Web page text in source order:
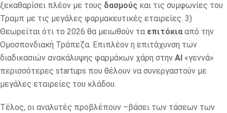
ξεκαθαρίσει πλέον με τους δασμούς και τις συμφωνίες του
Τραμπ με τις μεγάλες φαρμακευτικές εταιρείες. 3)
Θεωρείται ότι το 2026 θα μειωθούν τα επιτόκια από την
Ομοσπονδιακή Τράπεζα. Επιπλέον η επιτάχυνση των
διαδικασιών ανακάλυψης φαρμάκων χάρη στην ΑΙ «γεννά»
περισσότερες startups που θέλουν να συνεργαστούν με
μεγάλες εταιρείες του κλάδου.
Τέλος, οι αναλυτές προβλέπουν –βάσει των τάσεων των